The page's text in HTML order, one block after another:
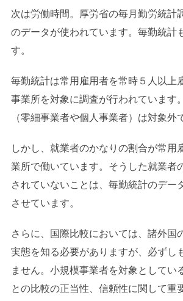
次は労働時間。厚労省の毎月勤労統計
のデータが使われています。毎勤統計
す。
毎勤統計は常用雇用者を常時５人以上
事業所を対象に調査が行われています
（零細事業者や個人事業者）は対象外
しかし、就業者のかなりの割合が常用
業所で働いています。そうした就業者
されていないことは、毎勤統計のデー
させています。
さらに、国際比較においては、諸外国
実態を知る必要がありますが、必ずし
ません。小規模事業者を対象としてい
との比較の正当性、信頼性に関して重